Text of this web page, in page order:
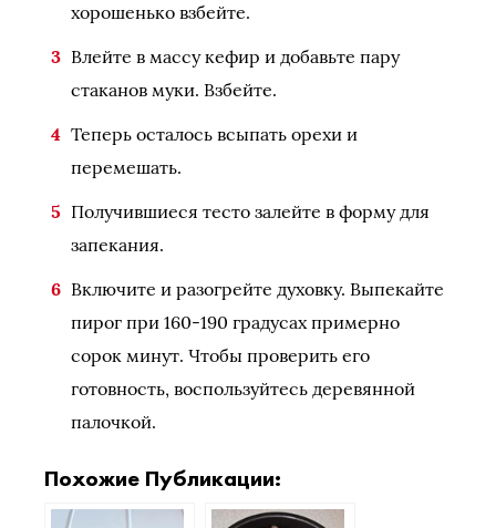
хорошенько взбейте.
Влейте в массу кефир и добавьте пару
стаканов муки. Взбейте.
Теперь осталось всыпать орехи и
перемешать.
Получившиеся тесто залейте в форму для
запекания.
Включите и разогрейте духовку. Выпекайте
пирог при 160-190 градусах примерно
сорок минут. Чтобы проверить его
готовность, воспользуйтесь деревянной
палочкой.
Похожие Публикации: